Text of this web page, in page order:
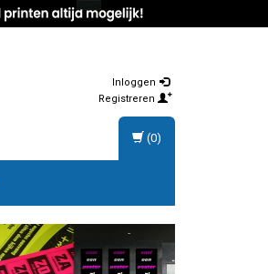
Inloggen
Registreren
(0)